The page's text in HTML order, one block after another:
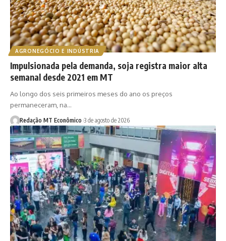
AGRONEGÓCIO E INDÚSTRIA
Impulsionada pela demanda, soja registra maior alta
semanal desde 2021 em MT
Ao longo dos seis primeiros meses do ano os preços
permaneceram, na…
Redação MT Econômico 3 de agosto de 2026